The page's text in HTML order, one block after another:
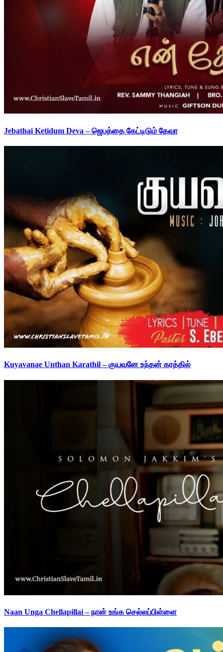
Jebathai Ketidum Deva – ஜெபத்தை கேட்டிடும் தேவா
Kuyavanae Unthan Karathil – குயவனே உந்தன் கரத்தில்
Naan Unga Chellapillai – நான் உங்க செல்லப்பிள்ளை